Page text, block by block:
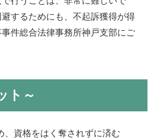
するためにも、不起訴獲得が得
件総合法律事務所神戸支部にご
ト～
、資格をはく奪されずに済む